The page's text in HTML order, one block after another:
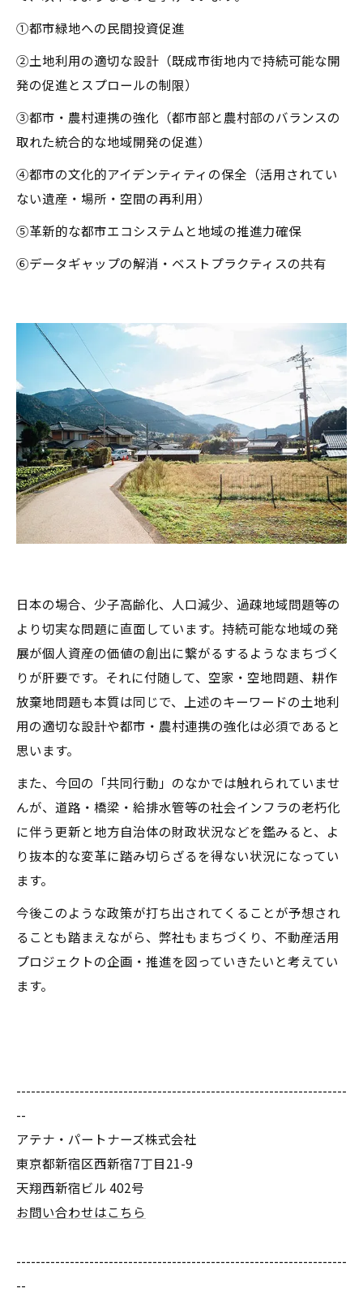
①都市緑地への民間投資促進
②土地利用の適切な設計（既成市街地内で持続可能な開
発の促進とスプロールの制限）
③都市・農村連携の強化（都市部と農村部のバランスの
取れた統合的な地域開発の促進）
④都市の文化的アイデンティティの保全（活用されてい
ない遺産・場所・空間の再利用）
⑤革新的な都市エコシステムと地域の推進力確保
⑥データギャップの解消・ベストプラクティスの共有
日本の場合、少子高齢化、人口減少、過疎地域問題等の
より切実な問題に直面しています。持続可能な地域の発
展が個人資産の価値の創出に繋がるするようなまちづく
りが肝要です。それに付随して、空家・空地問題、耕作
放棄地問題も本質は同じで、上述のキーワードの土地利
用の適切な設計や都市・農村連携の強化は必須であると
思います。
また、今回の「共同行動」のなかでは触れられていませ
んが、道路・橋梁・給排水管等の社会インフラの老朽化
に伴う更新と地方自治体の財政状況などを鑑みると、よ
り抜本的な変革に踏み切らざるを得ない状況になってい
ます。
今後このような政策が打ち出されてくることが予想され
ることも踏まえながら、弊社もまちづくり、不動産活用
プロジェクトの企画・推進を図っていきたいと考えてい
ます。
--------------------------------------------------------------------
--
アテナ・パートナーズ株式会社
東京都新宿区西新宿7丁目21-9
天翔西新宿ビル 402号
お問い合わせはこちら
--------------------------------------------------------------------
--